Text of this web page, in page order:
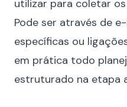
utilizar para coletar
Pode ser através de
específicas ou
em prática todo
estruturado na etapa